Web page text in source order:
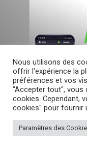
Nous utilisons des
offrir l'expérience la
préférences et vos
"Accepter tout", vous
cookies. Cependant,
cookies" pour fournir
Paramètres des